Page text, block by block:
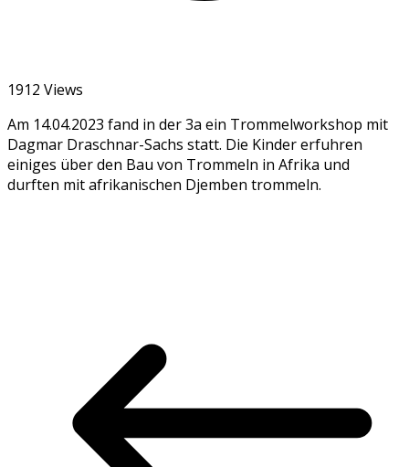
1912 Views
Am 14.04.2023 fand in der 3a ein Trommelworkshop mit
Dagmar Draschnar-Sachs statt. Die Kinder erfuhren
einiges über den Bau von Trommeln in Afrika und
durften mit afrikanischen Djemben trommeln.